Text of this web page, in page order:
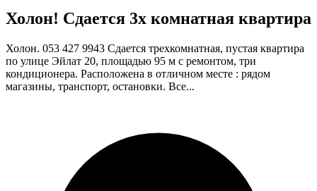
Холон! Сдается 3х комнатная квартира
Холон. 053 427 9943 Сдается трехкомнатная, пустая квартира
по улице Эйлат 20, площадью 95 м с ремонтом, три
кондиционера. Расположена в отличном месте : рядом
магазины, транспорт, остановки. Все...